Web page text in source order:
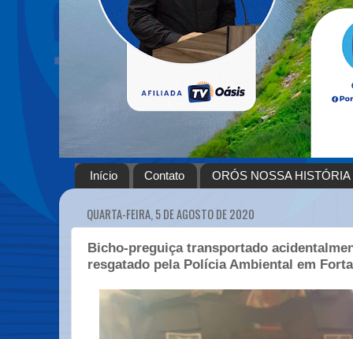
Início Contato ORÓS NOSSA HISTÓRIA
QUARTA-FEIRA, 5 DE AGOSTO DE 2020
Bicho-preguiça transportado
resgatado pela Polícia Ambiental em